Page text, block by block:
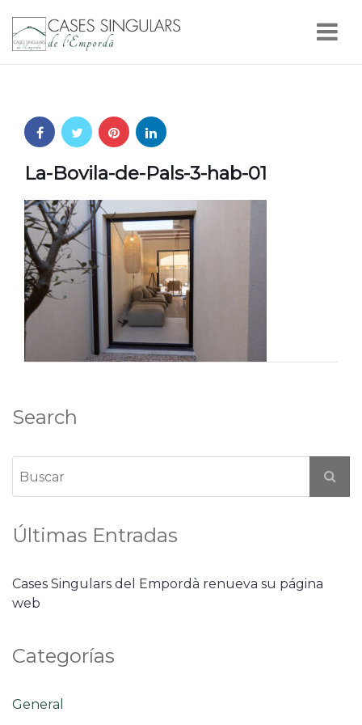
La-Bovila-de-Pals-3-hab-01
Search
Últimas Entradas
Cases Singulars del Empordà renueva su página
web
Categorías
General